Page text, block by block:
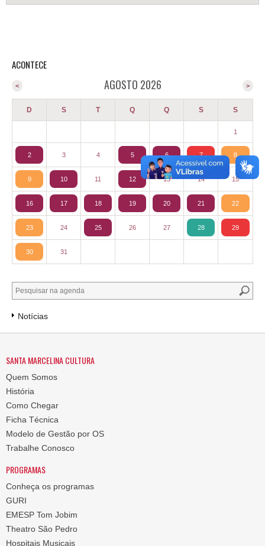
ACONTECE
AGOSTO 2026 >
<
D S T Q Q S S
1
2 3 4 5 6 7 8
9 10 11 12 13 14 15
16 17 18 19 20 21 22
23 24 25 26 27 28 29
30 31
Notícias
SANTA MARCELINA CULTURA
Quem Somos
História
Como Chegar
Ficha Técnica
Modelo de Gestão por OS
Trabalhe Conosco
PROGRAMAS
Conheça os programas
GURI
EMESP Tom Jobim
Theatro São Pedro
Hospitais Musicais